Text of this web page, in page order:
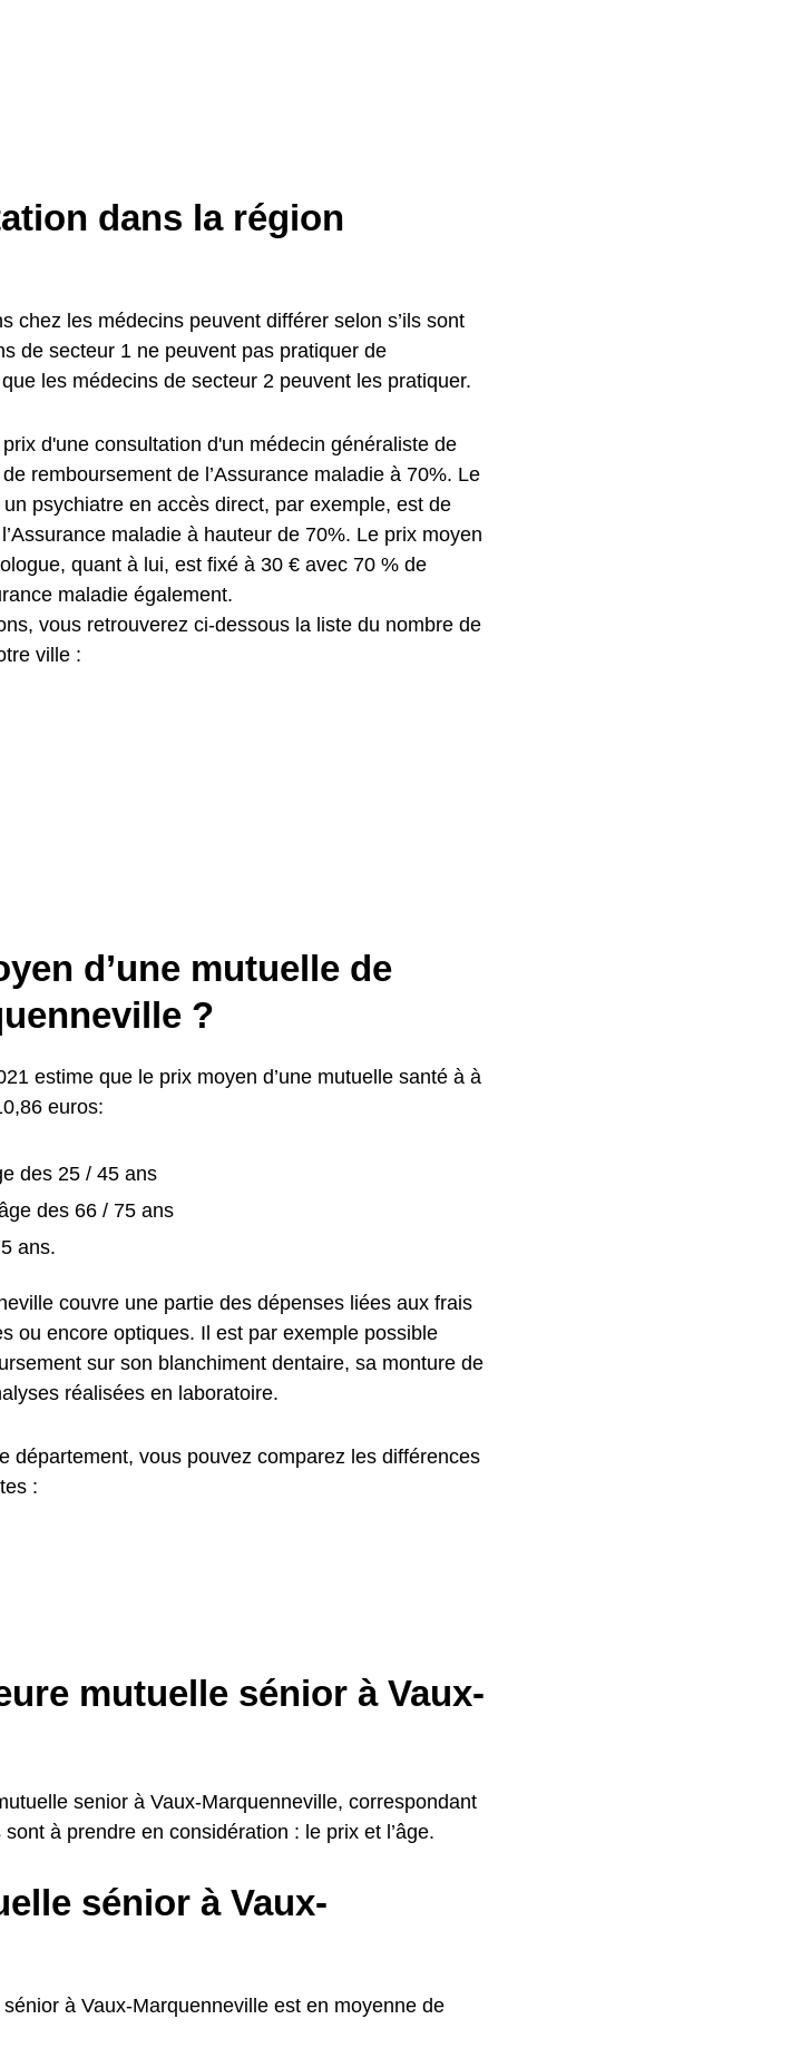
dans la région
chez les médecins peuvent différer selon s’ils sont
de secteur 1 ne peuvent pas pratiquer de
les médecins de secteur 2 peuvent les pratiquer.
d'une consultation d'un médecin généraliste de
remboursement de l’Assurance maladie à 70%. Le
psychiatre en accès direct, par exemple, est de
maladie à hauteur de 70%. Le prix moyen
quant à lui, est fixé à 30 € avec 70 % de
maladie également.
vous retrouverez ci-dessous la liste du nombre de
ville :
d’une mutuelle de
?
estime que le prix moyen d’une mutuelle santé à à
euros:
des 25 / 45 ans
des 66 / 75 ans
ans.
couvre une partie des dépenses liées aux frais
ou encore optiques. Il est par exemple possible
sur son blanchiment dentaire, sa monture de
réalisées en laboratoire.
département, vous pouvez comparez les différences
:
mutuelle sénior à Vaux-
senior à Vaux-Marquenneville, correspondant
à prendre en considération : le prix et l’âge.
sénior à Vaux-
à Vaux-Marquenneville est en moyenne de